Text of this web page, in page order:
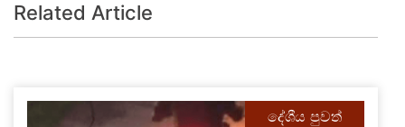
Related Article
දේශීය පුවත්